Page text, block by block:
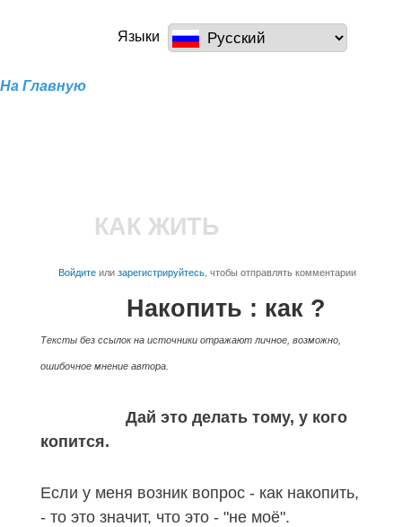
основному
содержанию
a100z.comЯзыки
На Главную
КАК ЖИТЬ
Войдитеилизарегистрируйтесь, чтобы отправлять комментарии
Накопить : как ?
Тексты без ссылок на источники отражают личное, возможно,
ошибочное мнение автора.
Дай это делать тому, у кого
копится.
Если у меня возник вопрос - как накопить,
- то это значит, что это - "не моё".